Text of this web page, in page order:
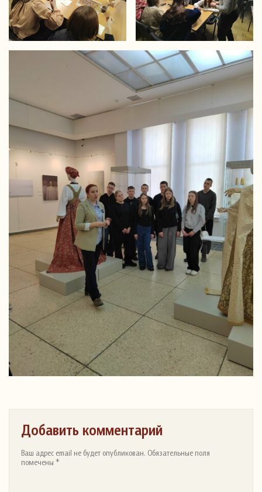
Добавить комментарий
Ваш адрес email не будет опубликован. Обязательные поля
помечены *